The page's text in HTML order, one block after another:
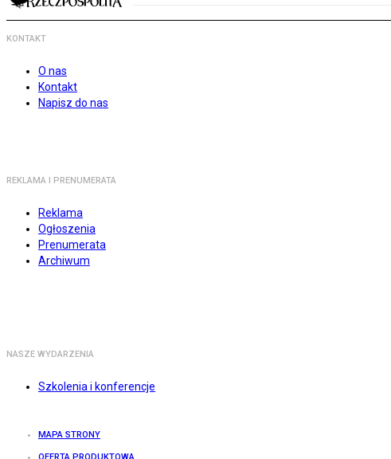
KONTAKT
O nas
Kontakt
Napisz do nas
REKLAMA I PRENUMERATA
Reklama
Ogłoszenia
Prenumerata
Archiwum
NASZE WYDARZENIA
Szkolenia i konferencje
MAPA STRONY